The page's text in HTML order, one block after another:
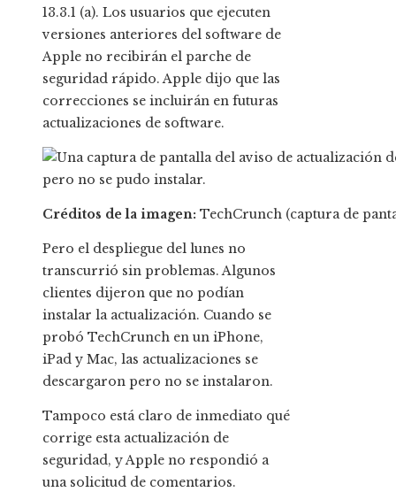
13.3.1 (a). Los usuarios que ejecuten
versiones anteriores del software de
Apple no recibirán el parche de
seguridad rápido. Apple dijo que las
correcciones se incluirán en futuras
actualizaciones de software.
Créditos de la imagen: TechCrunch (captura de
Pero el despliegue del lunes no
transcurrió sin problemas. Algunos
clientes dijeron que no podían
instalar la actualización. Cuando se
probó TechCrunch en un iPhone,
iPad y Mac, las actualizaciones se
descargaron pero no se instalaron.
Tampoco está claro de inmediato qué
corrige esta actualización de
seguridad, y Apple no respondió a
una solicitud de comentarios.